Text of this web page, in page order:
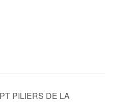
PILIERS DE LA